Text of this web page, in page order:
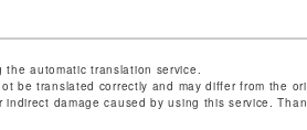
automatic translation service.
be translated correctly and may differ from the
damage caused by using this service.